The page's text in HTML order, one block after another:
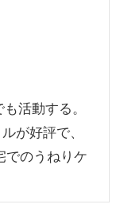
活動する。
が好評で、
でのうねりケ